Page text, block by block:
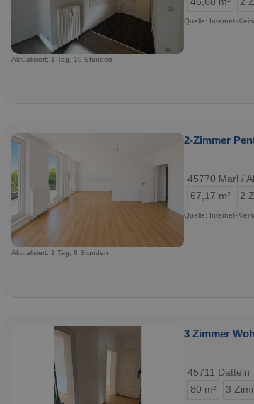
Quelle: Internet-
Aktualisiert: 1 Tag, 19 Stunden
2-Zimmer
45770 Marl /
67,17 m²
2
Quelle: Internet-
Aktualisiert: 1 Tag, 8 Stunden
3 Zimmer
45711 Datteln
80 m²
3